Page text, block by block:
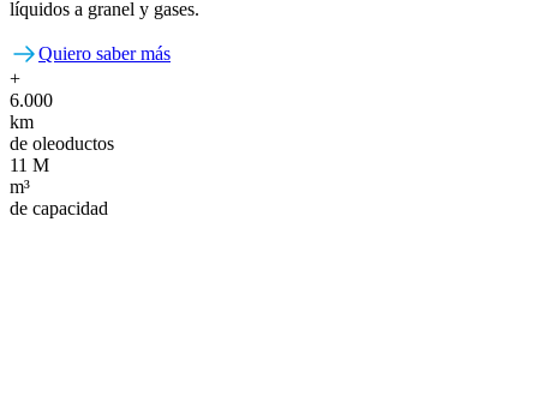
líquidos a granel y gases.
Quiero saber más
+
6.000
km
de oleoductos
11 M
m³
de capacidad